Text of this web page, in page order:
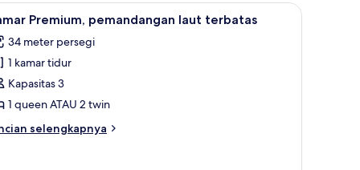
| Selimut bulu angsa, minibar, brankas, dan meja kerja
Kamar Premium, pemandangan laut
7 Premium, pemandangan laut terbatas
34 meter persegi
1 kamar tidur
Kapasitas 3
1 queen ATAU 2 twin
selengkapnya